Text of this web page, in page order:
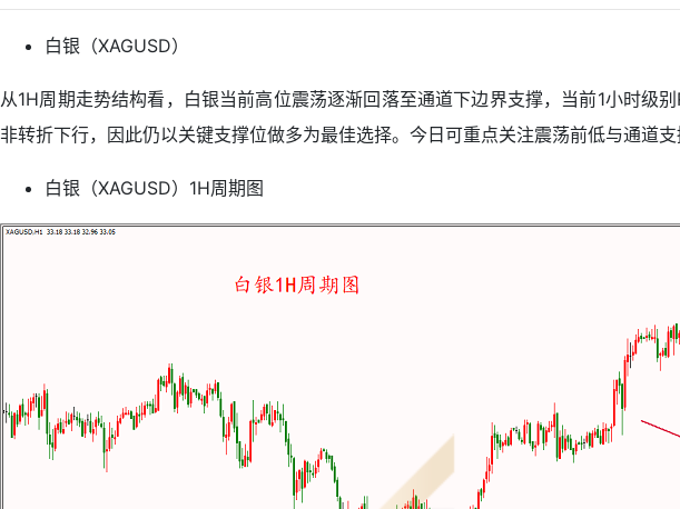
白银（XAGUSD）
从1H周期走势结构看，白银当前高位震荡逐渐回落至通道下边界支撑，当前1小时
非转折下行，因此仍以关键支撑位做多为最佳选择。今日可重点关注震荡前低与通道
白银（XAGUSD）1H周期图